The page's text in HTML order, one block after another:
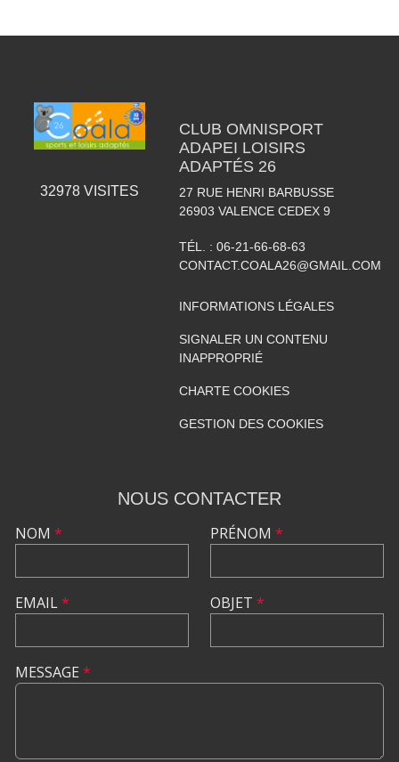
32978VISITES
CLUB OMNISPORT
ADAPEI LOISIRS
ADAPTÉS 26
27 RUE HENRI BARBUSSE
26903 VALENCE CEDEX 9
TÉL. : 06-21-66-68-63
CONTACT.COALA26@GMAIL.COM
INFORMATIONS LÉGALES
SIGNALER UN CONTENU
INAPPROPRIÉ
CHARTE COOKIES
GESTION DES COOKIES
NOUS CONTACTER
NOM *
EMAIL*
PRÉNOM *
OBJET *
MESSAGE *